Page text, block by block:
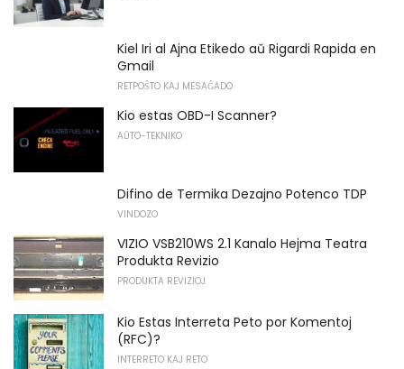
Kiel Iri al Ajna Etikedo aŭ Rigardi Rapida en
Gmail
RETPOŜTO KAJ MESAĜADO
Kio estas OBD-I Scanner?
AŬTO-TEKNIKO
Difino de Termika Dezajno Potenco TDP
VINDOZO
VIZIO VSB210WS 2.1 Kanalo Hejma Teatra
Produkta Revizio
PRODUKTA REVIZIOJ
Kio Estas Interreta Peto por Komentoj
(RFC)?
INTERRETO KAJ RETO